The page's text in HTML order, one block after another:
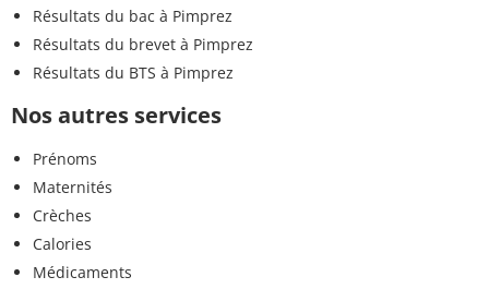
Résultats du bac à Pimprez
Résultats du brevet à Pimprez
Résultats du BTS à Pimprez
Nos autres services
Prénoms
Maternités
Crèches
Calories
Médicaments